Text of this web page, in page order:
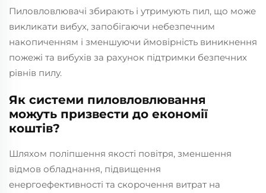
Пиловловлювачі збирають і утримують пил, що може
викликати вибух, запобігаючи небезпечним
накопиченням і зменшуючи ймовірність виникнення
пожежі та вибухів за рахунок підтримки безпечних
рівнів пилу.
Як системи пиловловлювання
можуть призвести до економії
коштів?
Шляхом поліпшення якості повітря, зменшення
відмов обладнання, підвищення
енергоефективності та скорочення витрат на